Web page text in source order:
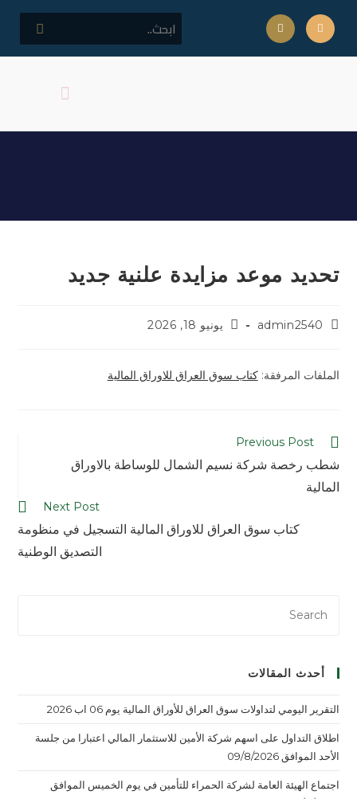
تحديد موعد مزايدة علنية جديد
admin2540 يونيو 18, 2026
الملفات المرفقة:كتاب سوق العراق للاوراق المالية
Previous Post
شطب رخصة شركة نسيم الشمال للوساطة بالاوراق
المالية
Next Post
كتاب سوق العراق للاوراق المالية التسجيل في منظومة
التصديق الوطنية
أحدث المقالات
التقرير اليومي لتداولات سوق العراق للأوراق المالية يوم 06 اب 2026
اطلاق التداول على اسهم شركة الأمين للاستثمار المالي اعتبارا من جلسة
الأحد الموافق 09/8/2026
اجتماع الهيئة العامة لشركة الحمراء للتأمين في يوم الخميس الموافق